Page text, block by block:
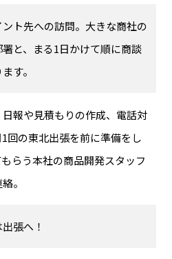
ト先への訪問。大きな商社の
と、まる1日かけて順に商談
す。
報や見積もりの作成、電話対
回の東北出張を前に準備をし
らう本社の商品開発スタッフ
。
張へ！